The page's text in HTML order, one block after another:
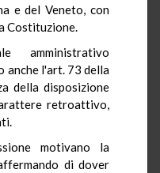
e del Veneto, con
Costituzione.
amministrativo
anche l'art. 73 della
della disposizione
retroattivo,
motivano la
di dover